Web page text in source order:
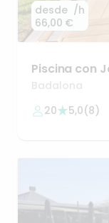
desde
66,00 €
/h
Piscina con
Badalona
20
5,0(8)